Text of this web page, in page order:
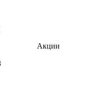
Акции